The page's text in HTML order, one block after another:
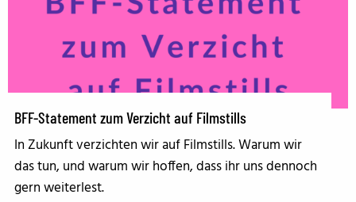
BFF-Statement zum Verzicht auf Filmstills
In Zukunft verzichten wir auf Filmstills. Warum wir
das tun, und warum wir hoffen, dass ihr uns dennoch
gern weiterlest.